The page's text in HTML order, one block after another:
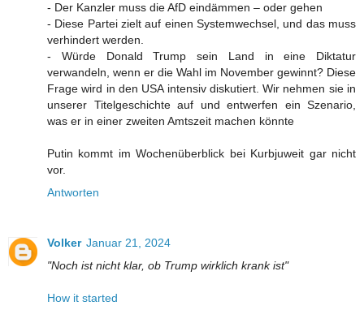
- Der Kanzler muss die AfD eindämmen – oder gehen
- Diese Partei zielt auf einen Systemwechsel, und das muss
verhindert werden.
- Würde Donald Trump sein Land in eine Diktatur
verwandeln, wenn er die Wahl im November gewinnt? Diese
Frage wird in den USA intensiv diskutiert. Wir nehmen sie in
unserer Titelgeschichte auf und entwerfen ein Szenario,
was er in einer zweiten Amtszeit machen könnte
Putin kommt im Wochenüberblick bei Kurbjuweit gar nicht
vor.
Antworten
Volker Januar 21, 2024
"Noch ist nicht klar, ob Trump wirklich krank ist"
How it started